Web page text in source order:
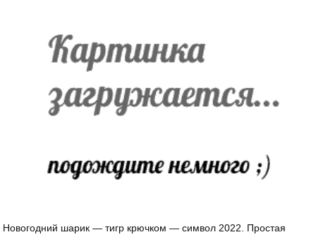
Новогодний шарик — тигр крючком — символ 2022. Простая